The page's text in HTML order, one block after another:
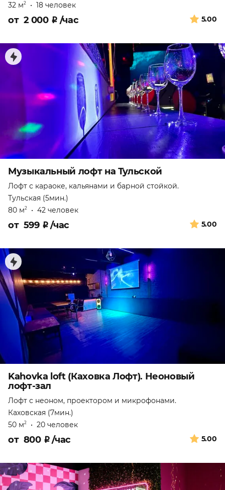
32 м2 • 18 человек
5.00
от 2 000 ₽ /час
Музыкальный лофт на Тульской
Лофт с караоке, кальянами и барной стойкой.
Тульская (5мин.)
80 м2 • 42 человек
5.00
от 599 ₽/час
Kahovka loft (Каховка Лофт). Неоновый
лофт-зал
Лофт с неоном, проектором и микрофонами.
Каховская (7мин.)
50 м2 • 20 человек
5.00
от 800 ₽/час